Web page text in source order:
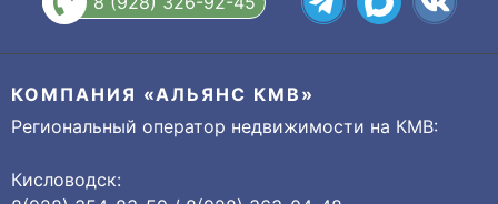
КОМПАНИЯ «АЛЬЯНС КМВ»
Региональный оператор недвижимости на КМВ:
Кисловодск: